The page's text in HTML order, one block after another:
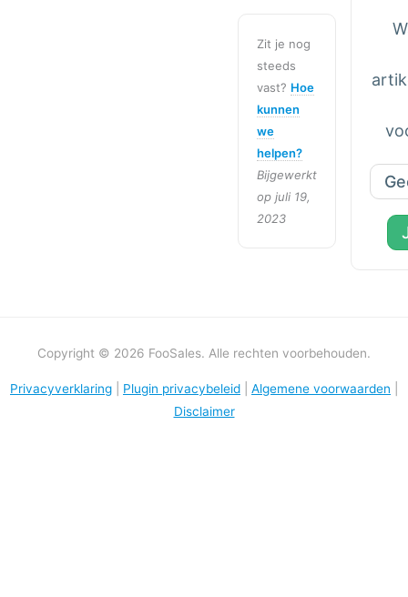
Zit je nog
steeds
vast? Hoe
kunnen
we
helpen?
Bijgewerkt
op juli 19,
2023
Copyright © 2026 FooSales. Alle rechten voorbehouden.
Privacyverklaring Plugin privacybeleid Algemene voorwaarden
Disclaimer